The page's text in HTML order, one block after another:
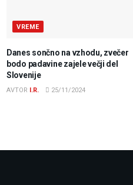
VREME
Danes sončno na vzhodu, zvečer
bodo padavine zajele večji del
Slovenije
AVTOR I.R. 25/11/2024